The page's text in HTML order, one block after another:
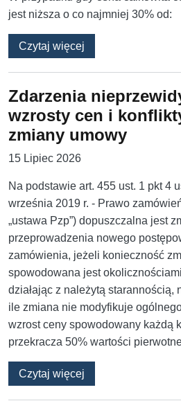
jest niższa o co najmniej 30% od:
Czytaj więcej
Zdarzenia
wzrosty cen i
zmiany umowy
15 Lipiec 2026
Na podstawie art. 455 ust. 1 pkt 4
września 2019 r. - Prawo
„ustawa Pzp”) dopuszczalna jest
przeprowadzenia nowego
zamówienia, jeżeli konieczność
spowodowana jest
działając z należytą starannością,
ile zmiana nie modyfikuje
wzrost ceny spowodowany każdą
przekracza 50% wartości
Czytaj więcej